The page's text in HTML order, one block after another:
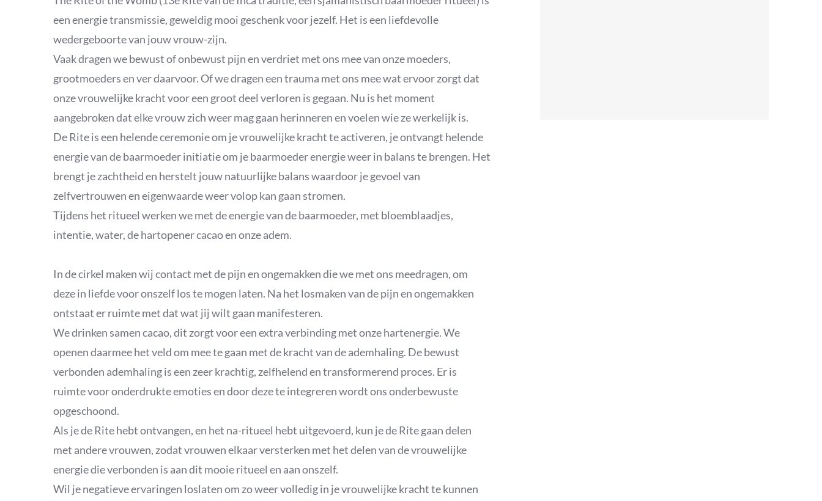
een energie transmissie, geweldig mooi geschenk voor jezelf. Het is een liefdevolle
wedergeboorte van jouw vrouw-zijn.
Vaak dragen we bewust of onbewust pijn en verdriet met ons mee van onze moeders,
grootmoeders en ver daarvoor. Of we dragen een trauma met ons mee wat ervoor zorgt dat
onze vrouwelijke kracht voor een groot deel verloren is gegaan. Nu is het moment
aangebroken dat elke vrouw zich weer mag gaan herinneren en voelen wie ze werkelijk is.
De Rite is een helende ceremonie om je vrouwelijke kracht te activeren, je ontvangt helende
energie van de baarmoeder initiatie om je baarmoeder energie weer in balans te brengen. Het
brengt je zachtheid en herstelt jouw natuurlijke balans waardoor je gevoel van
zelfvertrouwen en eigenwaarde weer volop kan gaan stromen.
Tijdens het ritueel werken we met de energie van de baarmoeder, met bloemblaadjes,
intentie, water, de hartopener cacao en onze adem.
In de cirkel maken wij contact met de pijn en ongemakken die we met ons meedragen, om
deze in liefde voor onszelf los te mogen laten. Na het losmaken van de pijn en ongemakken
ontstaat er ruimte met dat wat jij wilt gaan manifesteren.
We drinken samen cacao, dit zorgt voor een extra verbinding met onze hartenergie. We
openen daarmee het veld om mee te gaan met de kracht van de ademhaling. De bewust
verbonden ademhaling is een zeer krachtig, zelfhelend en transformerend proces. Er is
ruimte voor onderdrukte emoties en door deze te integreren wordt ons onderbewuste
opgeschoond.
Als je de Rite hebt ontvangen, en het na-ritueel hebt uitgevoerd, kun je de Rite gaan delen
met andere vrouwen, zodat vrouwen elkaar versterken met het delen van de vrouwelijke
energie die verbonden is aan dit mooie ritueel en aan onszelf.
Wil je negatieve ervaringen loslaten om zo weer volledig in je vrouwelijke kracht te kunnen